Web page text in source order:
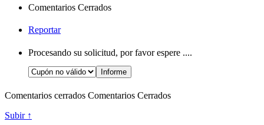
Comentarios Cerrados
Reportar
Procesando su solicitud, por favor espere ....
Comentarios cerrados Comentarios Cerrados
Subir ↑